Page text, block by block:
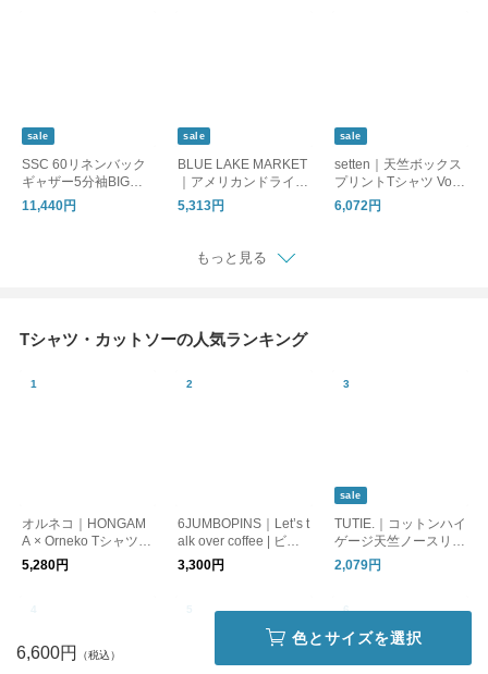
sale
SSC 60リネンバック
ギャザー5分袖BIGブ
ラウス(SSC826009)
11,440円
sale
BLUE LAKE MARKET
｜アメリカンドライ天
竺ヨークボーダーT(B-
521044)【メール便対
5,313円
sale
setten｜天竺ボックス
プリントTシャツ Volo
Via Ver So(SET-3216)
セッテン
6,072円
もっと見る
Tシャツ・カットソーの人気ランキング
オルネコ｜HONGAM
A × Orneko Tシャツ／
CATS ARE THE BEST
5,280円
6JUMBOPINS｜Let’s t
alk over coffee | ビッ
グTシャツ
3,300円
sale
TUTIE.｜コットンハイ
ゲージ天竺ノースリー
ブプルオーバー
2,079円
6,600円
色とサイズを選択